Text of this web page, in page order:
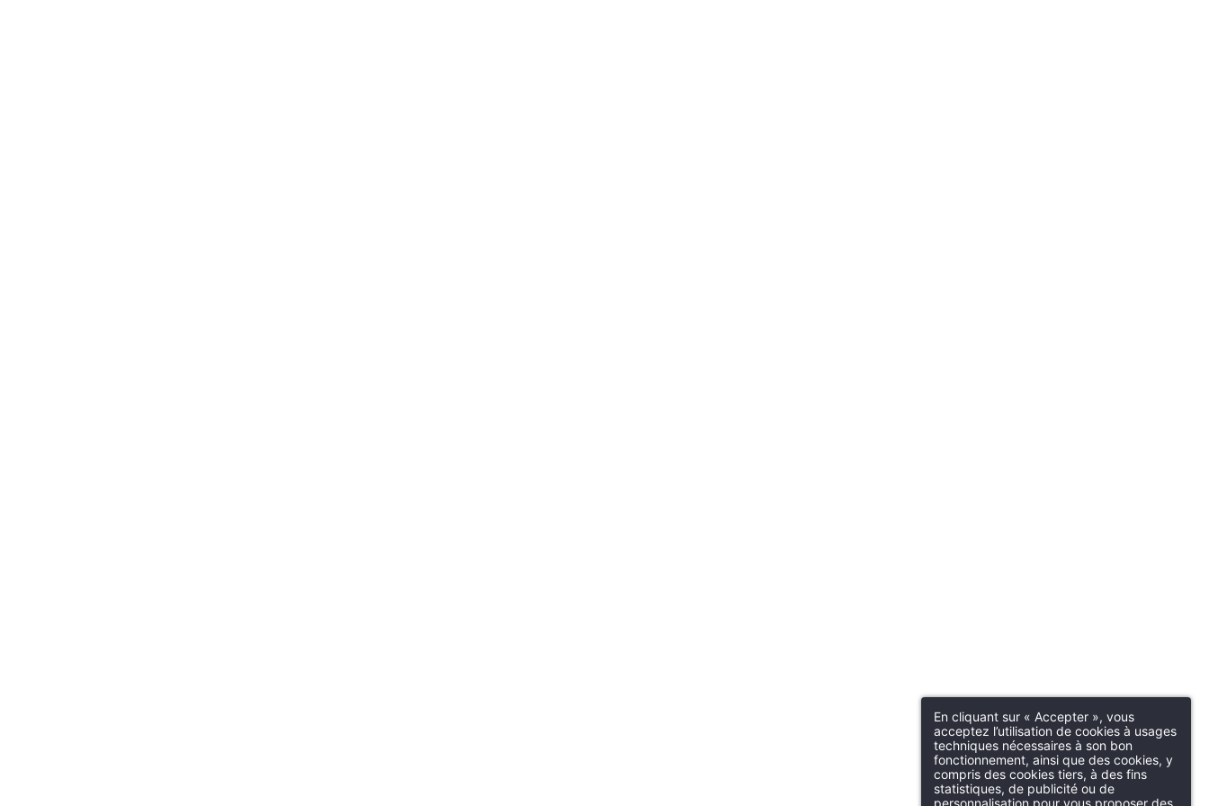
En cliquant sur « Accepter », vous
acceptez l’utilisation de cookies à usages
techniques nécessaires à son bon
fonctionnement, ainsi que des cookies, y
compris des cookies tiers, à des fins
statistiques, de publicité ou de
personnalisation pour vous proposer des